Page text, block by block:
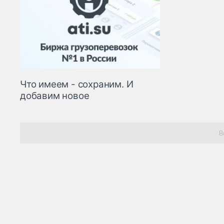
Что имеем - сохраним. И
добавим новое